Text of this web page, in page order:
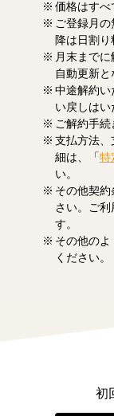
価格はすべ
ご登録月
降は日割り
月末まで
自動更新と
中途解約い
い戻しはい
ご解約手続
支払方法、
細は、「特
い。
その他契約
さい。ご
す。
その他のよ
ください。
初